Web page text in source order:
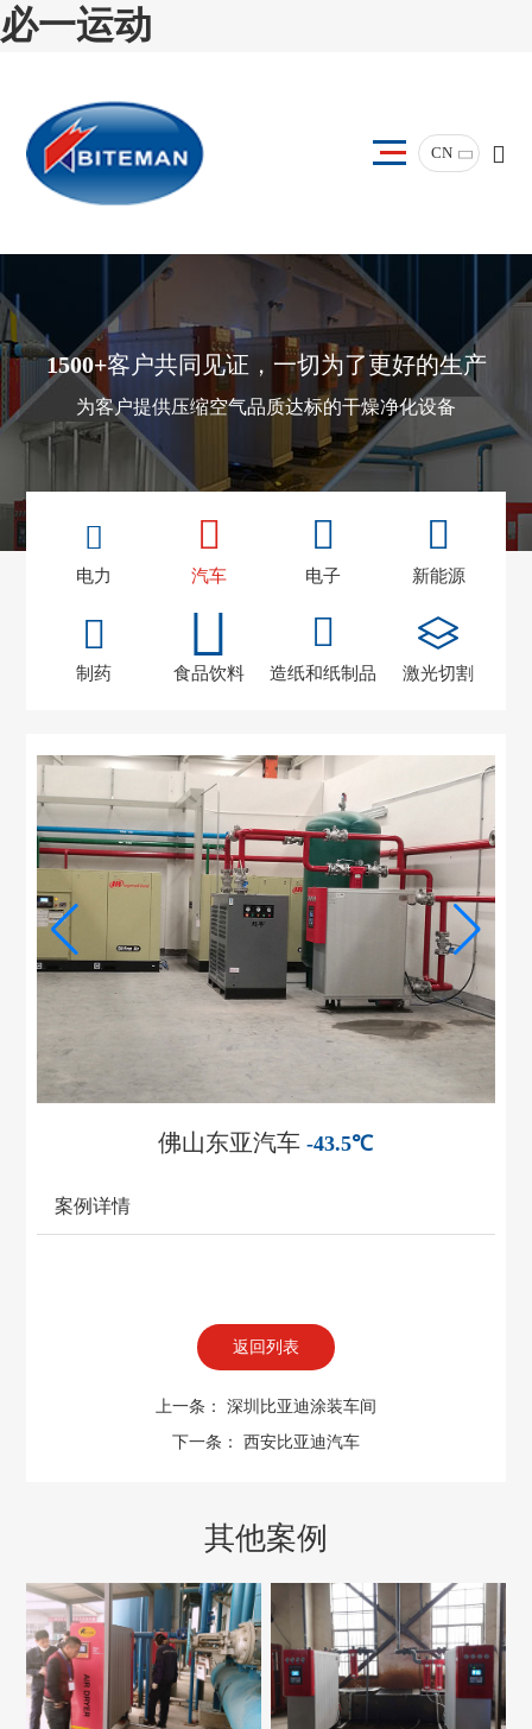
必一运动
CN
1500+客户共同见证，一切为了更好的生产
为客户提供压缩空气品质达标的干燥净化设备
电力 汽车 电子 新能源
制药 食品饮料 造纸和纸制品 激光切割
佛山东亚汽车 -43.5℃
案例详情
返回列表
上一条： 深圳比亚迪涂装车间
下一条： 西安比亚迪汽车
其他案例